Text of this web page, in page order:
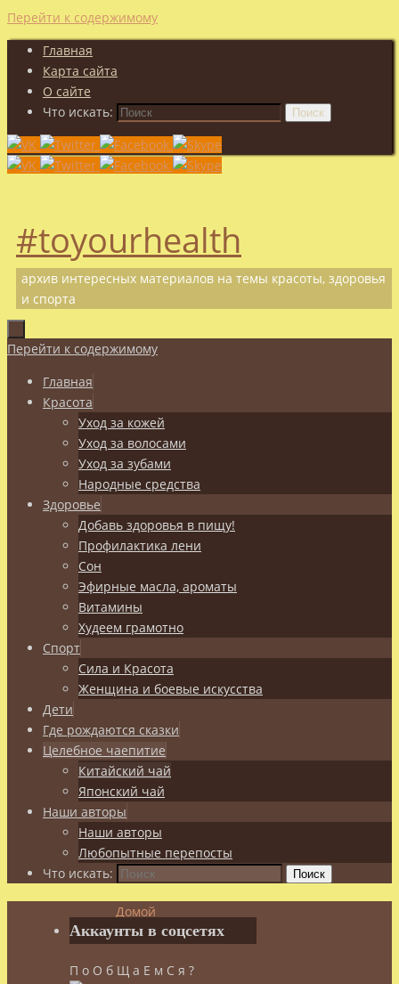
Перейти к содержимому
Главная
Карта сайта
О сайте
Что искать:
Поиск
#toyourhealth
архив интересных материалов на темы красоты, здоровья
и спорта
Перейти к содержимому
Главная
Красота
Уход за кожей
Уход за волосами
Уход за зубами
Народные средства
Здоровье
Добавь здоровья в пищу!
Профилактика лени
Сон
Эфирные масла, ароматы
Витамины
Худеем грамотно
Спорт
Сила и Красота
Женщина и боевые искусства
Дети
Где рождаются сказки
Целебное чаепитие
Китайский чай
Японский чай
Наши авторы
Наши авторы
Любопытные перепосты
Что искать:
Поиск
Домой
Целебное
Archive
Аккаунты в соцсетях
П о О б Щ а Е м С я ?